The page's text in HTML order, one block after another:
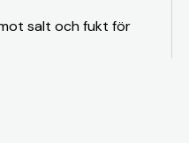
salt och fukt för